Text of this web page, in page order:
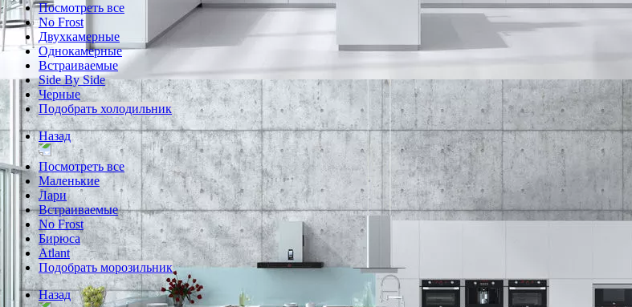
Посмотреть все
No Frost
Двухкамерные
Однокамерные
Встраиваемые
Side By Side
Черные
Подобрать холодильник
Назад
Посмотреть все
Маленькие
Лари
Встраиваемые
No Frost
Бирюса
Atlant
Подобрать морозильник
Назад